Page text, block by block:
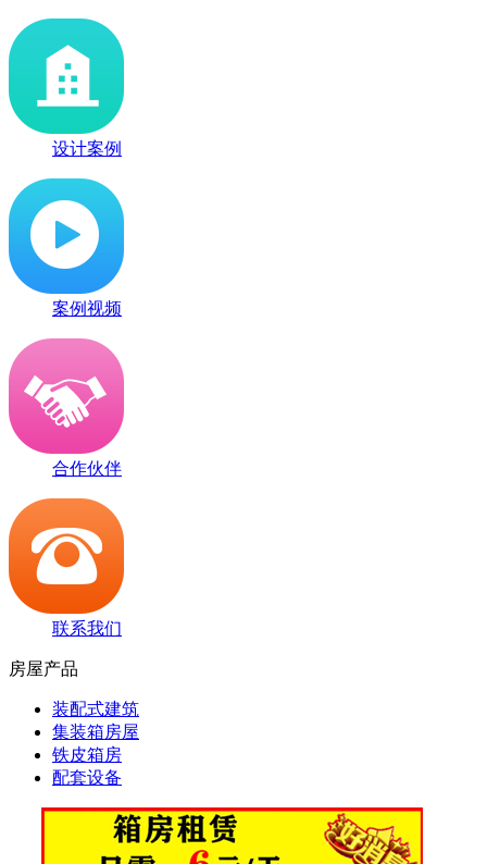
设计案例
案例视频
合作伙伴
联系我们
房屋产品
装配式建筑
集装箱房屋
铁皮箱房
配套设备